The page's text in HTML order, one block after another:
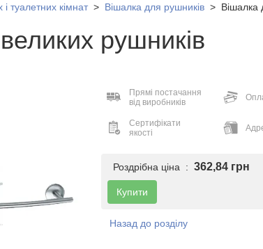
туалетних кімнат > Вішалка для рушників > Вішалка
рушників
Прямі постачання
від виробників
Сертифікати
якості
Роздрібна ціна :362,84 грн
Купити
Назад до розділу